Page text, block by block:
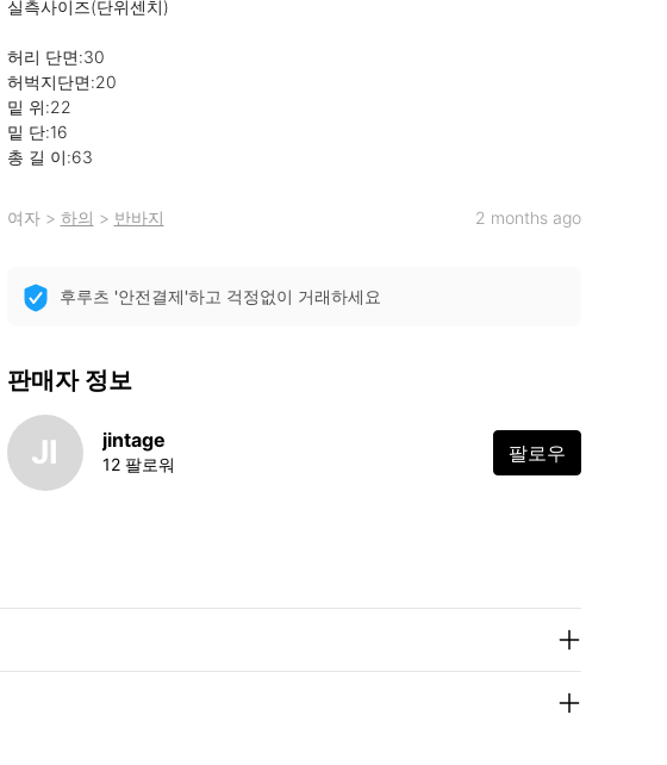
실측사이즈(단위센치)
허리 단면:30
허벅지단면:20
밑 위:22
밑 단:16
총 길 이:63
여자> 하의 > 반바지 2 months ago
후루츠 '안전결제'하고 걱정없이 거래하세요
판매자 정보
JI jintage
12 팔로워 팔로우